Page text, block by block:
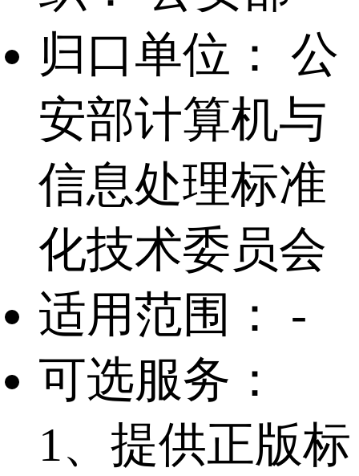
归口单位：
公
安部计算机与
信息处理标准
化技术委员会
适用范围：
-
可选服务：
1、提供正版标